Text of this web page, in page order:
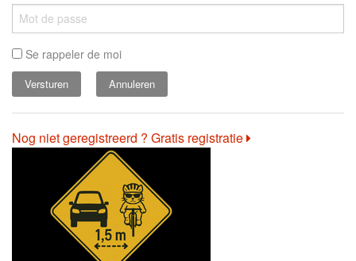
Se rappeler de moi
Annuleren
Nog niet geregistreerd ? Gratis registratie